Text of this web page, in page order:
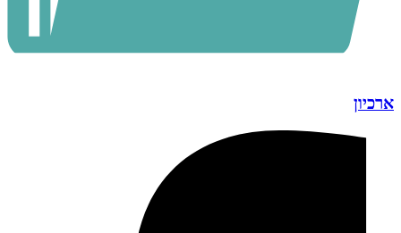
ארכיון